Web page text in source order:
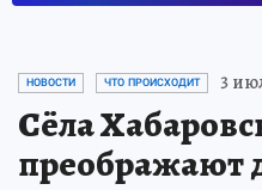
НОВОСТИ ЧТО ПРОИСХОДИТ 3
Сёла
преображают